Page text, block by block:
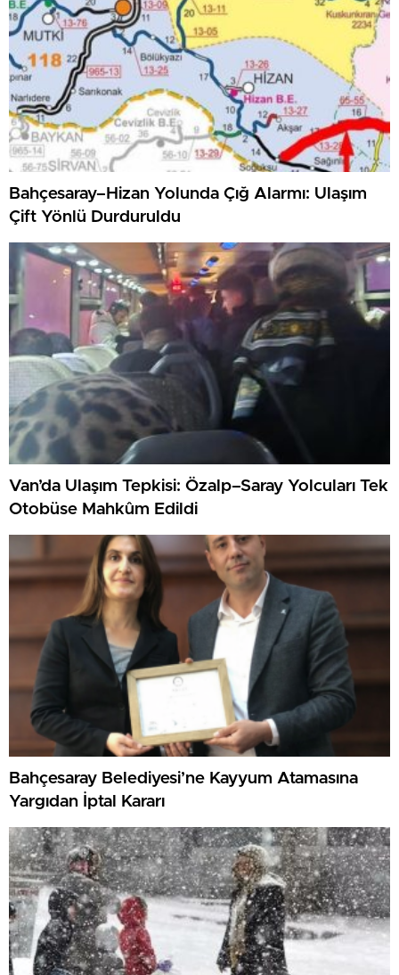
Bahçesaray–Hizan Yolunda Çığ Alarmı: Ulaşım
Çift Yönlü Durduruldu
Van’da Ulaşım Tepkisi: Özalp–Saray Yolcuları Tek
Otobüse Mahkûm Edildi
Bahçesaray Belediyesi’ne Kayyum Atamasına
Yargıdan İptal Kararı